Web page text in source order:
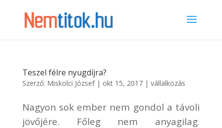
Teszel félre nyugdíjra?
Szerző: Miskolci József| okt 15, 2017| vállalkozás
Nagyon sok ember nem gondol a távoli
jövőjére. Főleg nem anyagilag.